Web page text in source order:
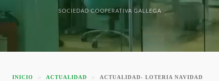
SOCIEDAD COOPERATIVA GALLEGA
INICIO ACTUALIDAD ACTUALIDAD- LOTERIA NAVIDAD